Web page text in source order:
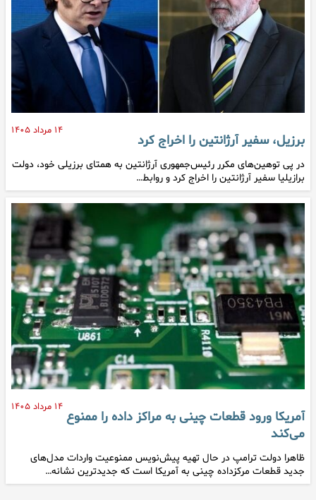
۱۴ مرداد ۱۴۰۵
برزیل، سفیر آرژانتین را اخراج کرد
در پی توهین‌های مکرر رئیس‌جمهوری آرژانتین به همتای برزیلی خود، دولت
برازیلیا سفیر آرژانتین را اخراج کرد و روابط…
۱۴ مرداد ۱۴۰۵
آمریکا ورود قطعات چینی به مراکز داده را ممنوع
می‌کند
ظاهرا دولت ترامپ در حال تهیه پیش‌نویس ممنوعیت واردات مدل‌های
جدید قطعات مرکزداده چینی به آمریکا است که جدیدترین نشانه‌…